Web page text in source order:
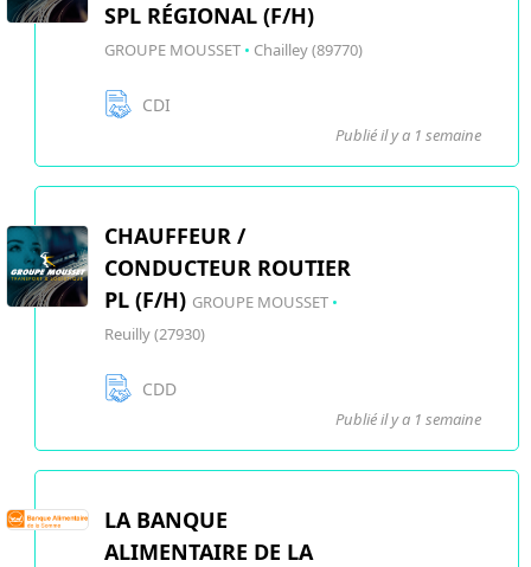
SPL RÉGIONAL (F/H)
GROUPE MOUSSET • Chailley (89770)
CDI
Publié il y a 1 semaine
CHAUFFEUR /
CONDUCTEUR ROUTIER
PL (F/H) GROUPE MOUSSET •
Reuilly (27930)
CDD
Publié il y a 1 semaine
LA BANQUE
ALIMENTAIRE DE LA